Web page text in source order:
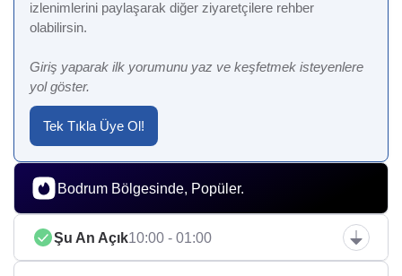
izlenimlerini paylaşarak diğer ziyaretçilere rehber
olabilirsin.
Giriş yaparak ilk yorumunu yaz ve keşfetmek isteyenlere
yol göster.
Tek Tıkla Üye Ol!
Bodrum Bölgesinde, Popüler.
Şu An Açık10:00 - 01:00